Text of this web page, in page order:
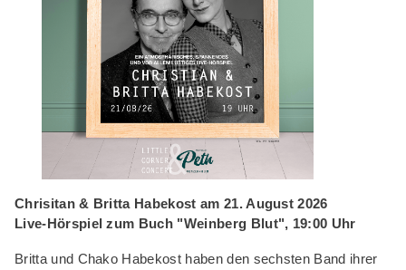
Chrisitan & Britta Habekost am 21. August2026
Live-Hörspiel zum Buch "Weinberg Blut", 19:00 Uhr
Britta und Chako Habekost haben den sechsten Band ihrer